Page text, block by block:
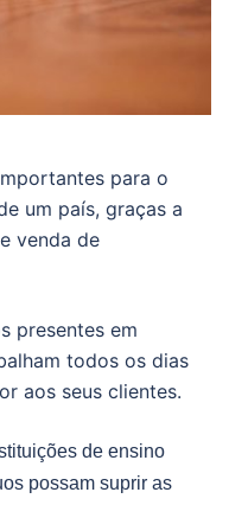
para o
um país, graças a
venda de
presentes em
todos os dias
aos seus clientes.
de ensino
possam suprir as